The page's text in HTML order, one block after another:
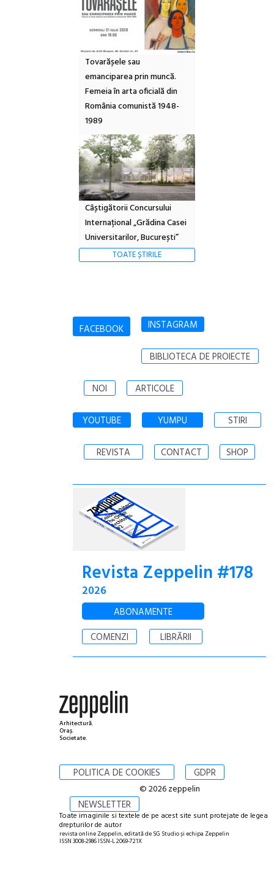
Tovarășele sau
emanciparea prin muncă.
Femeia în arta oficială din
România comunistă 1948-
1989
Câștigătorii Concursului
Internațional „Grădina Casei
Universitarilor, București”
TOATE ȘTIRILE
FACEBOOK INSTAGRAM
BIBLIOTECA DE PROIECTE
NOI ARTICOLE
YOUTUBE YUMPU STIRI
REVISTA CONTACT SHOP
Revista Zeppelin #178
2026
ABONAMENTE
COMENZI
LIBRĂRII
Arhitectură.
Oraș.
Societate.
POLITICA DE COOKIES GDPR
NEWSLETTER
© 2026 zeppelin
Toate imaginile si textele de pe acest site sunt protejate de legea
drepturilor de autor
revista online Zeppelin, editată de SG Studio și echipa Zeppelin
ISSN 3008-2986 ISSN-L 2069-721X